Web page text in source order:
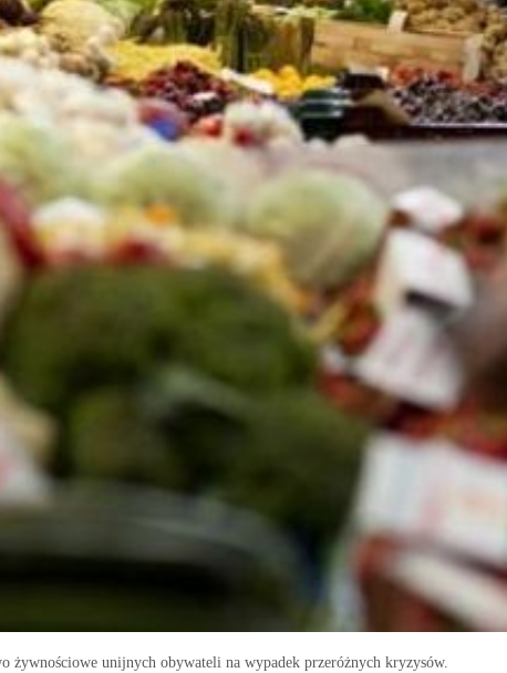
żywnościowe unijnych obywateli na wypadek przeróżnych kryzysów.